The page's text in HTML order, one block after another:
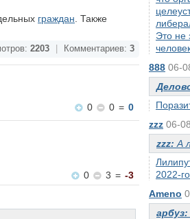
Это не
888 06-
zzz 06-
zzz: А
2022-
Ameno
арбуз:
граждан . Также
2203 Комментариев: 3
0
0 = 0
0
3 = -3